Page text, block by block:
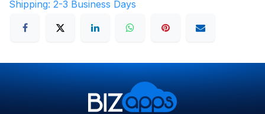
Shipping: 2-3 Business Days